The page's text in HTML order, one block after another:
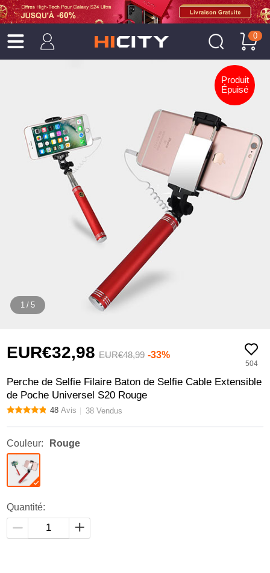
0
1 / 5
Produit
Épuisé
EUR€32,98 EUR€48,99 -33%
504
Perche de Selfie Filaire Baton de Selfie Cable Extensible
de Poche Universel S20 Rouge
48 Avis 38 Vendus
Couleur: Rouge
Quantité: